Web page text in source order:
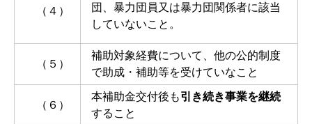
（４）
団、暴力団員又は暴力団関係者に該当
していないこと。
（５）
補助対象経費について、他の公的制度
で助成・補助等を受けていなこと
（６）
本補助金交付後も引き続き事業を継続
すること